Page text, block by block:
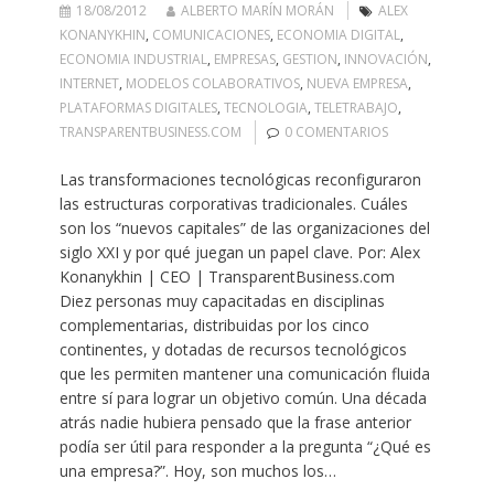
18/08/2012 ALBERTO MARÍN MORÁN
ALEX
KONANYKHIN, COMUNICACIONES, ECONOMIA DIGITAL,
ECONOMIA INDUSTRIAL, EMPRESAS, GESTION, INNOVACIÓN,
INTERNET, MODELOS COLABORATIVOS, NUEVA EMPRESA,
PLATAFORMAS DIGITALES, TECNOLOGIA, TELETRABAJO,
TRANSPARENTBUSINESS.COM
0 COMENTARIOS
Las transformaciones tecnológicas reconfiguraron
las estructuras corporativas tradicionales. Cuáles
son los “nuevos capitales” de las organizaciones del
siglo XXI y por qué juegan un papel clave. Por: Alex
Konanykhin | CEO | TransparentBusiness.com
Diez personas muy capacitadas en disciplinas
complementarias, distribuidas por los cinco
continentes, y dotadas de recursos tecnológicos
que les permiten mantener una comunicación fluida
entre sí para lograr un objetivo común. Una década
atrás nadie hubiera pensado que la frase anterior
podía ser útil para responder a la pregunta “¿Qué es
una empresa?”. Hoy, son muchos los…